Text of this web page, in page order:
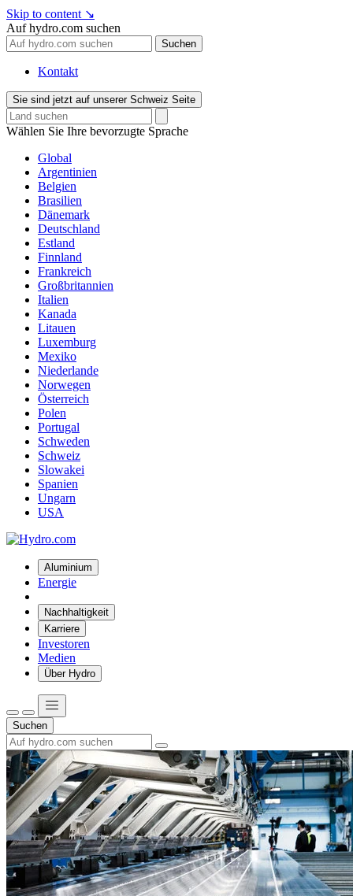
Skip to content ↘
Auf hydro.com suchen
Suchen
Kontakt
Sie sind jetzt auf unserer Schweiz Seite
Wählen Sie Ihre bevorzugte Sprache
Global
Argentinien
Belgien
Brasilien
Dänemark
Deutschland
Estland
Finnland
Frankreich
Großbritannien
Italien
Kanada
Litauen
Luxemburg
Mexiko
Niederlande
Norwegen
Österreich
Polen
Portugal
Schweden
Schweiz
Slowakei
Spanien
Ungarn
USA
Aluminium
Energie
Nachhaltigkeit
Karriere
Investoren
Medien
Über Hydro
Suchen